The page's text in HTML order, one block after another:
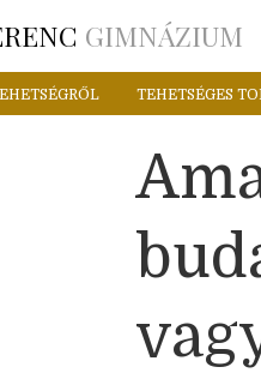
GIMNÁZIUM
TEHETSÉGES